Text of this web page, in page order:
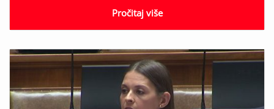
Pročitaj više